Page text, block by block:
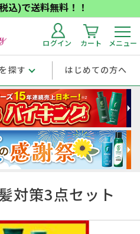
込)で送料無料！！
ログイン カート メニュー
探す はじめての方へ
対策3点セット